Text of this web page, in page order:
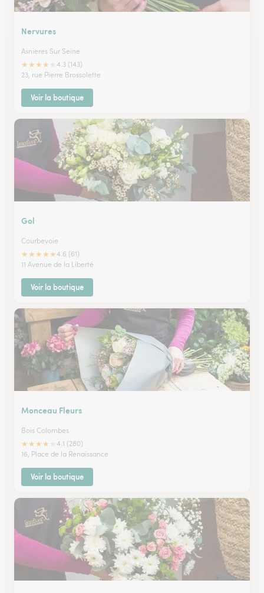
Nervures
Asnieres Sur Seine
★★★★
4.3 (143)
23, rue Pierre Brossolette
Voir la boutique
Gol
Courbevoie
★★★★★4.6 (61)
11 Avenue de la Liberté
Voir la boutique
Monceau Fleurs
Bois Colombes
★★★★
4.1 (280)
16, Place de la Renaissance
Voir la boutique